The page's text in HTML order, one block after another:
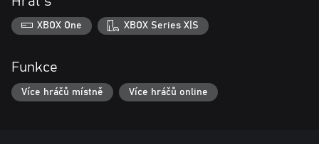
XBOX One XBOX Series X|S
Funkce
Více hráčů místně Více hráčů online